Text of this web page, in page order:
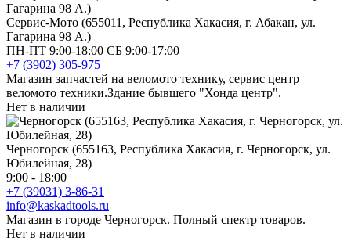
Сервис-Мото (655011, Республика Хакасия, г. Абакан, ул.
Гагарина 98 А.)
ПН-ПТ 9:00-18:00 СБ 9:00-17:00
+7 (3902) 305-975
Магазин запчастей на веломото технику, сервис центр
веломото техники.Здание бывшего "Хонда центр".
Нет в наличии
Черногорск (655163, Республика Хакасия, г. Черногорск, ул.
Юбилейная, 28)
9:00 - 18:00
+7 (39031) 3-86-31
info@kaskadtools.ru
Магазин в городе Черногорск. Полный спектр товаров.
Нет в наличии